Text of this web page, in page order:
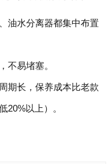
油水分离器都集中布置
不易堵塞。
期长，保养成本比老款
20%以上）。